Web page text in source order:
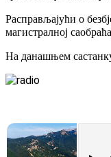
Расправљајући о
магистралној
На данашњем